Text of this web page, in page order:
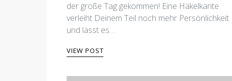
der große Tag gekommen! Eine Häkelkante
verleiht Deinem Teil noch mehr Persönlichkeit
und lässt es…
VIEW POST